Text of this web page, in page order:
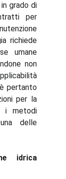
grado di
per
richiede
umane
non
pertanto
per la
i metodi
delle
idrica